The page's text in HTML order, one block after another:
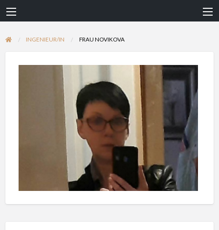
INGENIEUR/IN FRAU NOVIKOVA